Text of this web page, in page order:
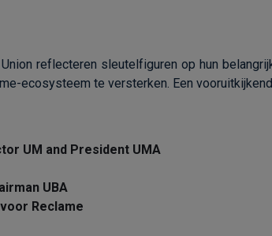
reflecteren sleutelfiguren op hun
ecosysteem te versterken. Een
UM and President UMA
Chairman UBA
voor Reclame
CIM